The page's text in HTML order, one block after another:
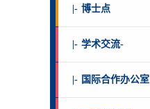
|- 博士点
|- 学术交流-
|- 国际合作办公室